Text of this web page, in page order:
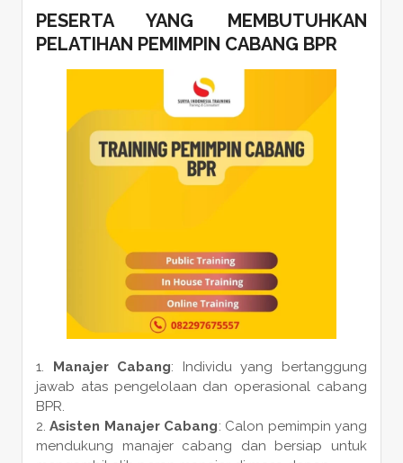
PESERTA YANG MEMBUTUHKAN
PELATIHAN PEMIMPIN CABANG BPR
Manajer Cabang: Individu yang bertanggung
jawab atas pengelolaan dan operasional cabang
BPR.
Asisten Manajer Cabang: Calon pemimpin yang
mendukung manajer cabang dan bersiap untuk